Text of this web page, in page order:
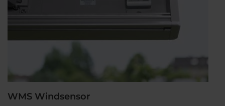
WMS Windsensor